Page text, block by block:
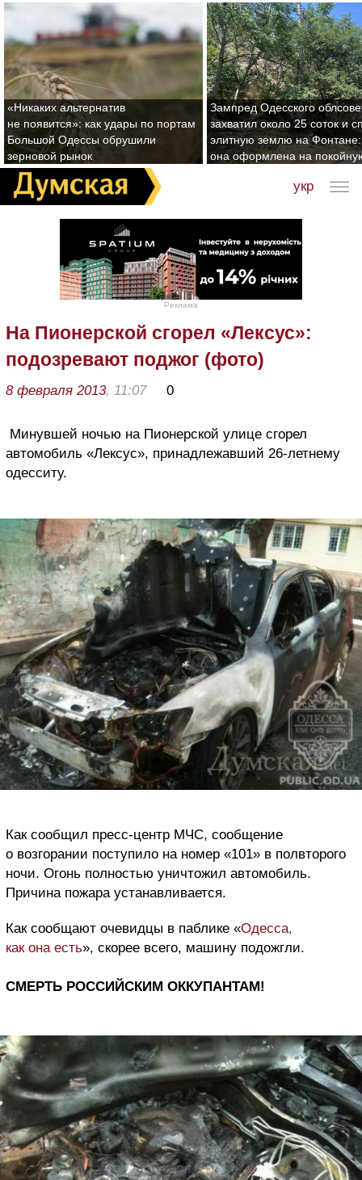
«Никаких альтернатив
не появится»: как удары по портам
Большой Одессы обрушили
зерновой рынок
Зампред Одесского
захватил около 25 соток и
элитную землю на Фонтане:
она оформлена на
укр
Реклама
На Пионерской сгорел «Лексус»:
подозревают поджог (фото)
8 февраля 2013, 11:07 0
Минувшей ночью на Пионерской улице сгорел
автомобиль «Лексус», принадлежавший 26-летнему
одесситу.
Как сообщил пресс-центр МЧС, сообщение
о возгорании поступило на номер «101» в полвторого
ночи. Огонь полностью уничтожил автомобиль.
Причина пожара устанавливается.
Как сообщают очевидцы в паблике «Одесса,
как она есть», скорее всего, машину подожгли.
СМЕРТЬ РОССИЙСКИМ ОККУПАНТАМ!